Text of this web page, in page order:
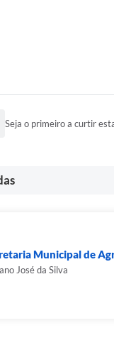
Seja o primeiro a curtir
Municipal de
José da Silva